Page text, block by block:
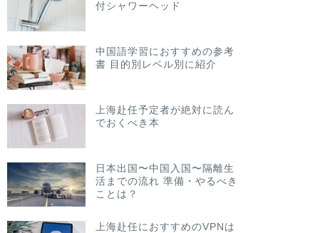
付シャワーヘッド
中国語学習におすすめの参考
書 目的別レベル別に紹介
上海赴任予定者が絶対に読ん
でおくべき本
日本出国〜中国入国〜隔離生
活までの流れ 準備・やるべき
ことは？
上海赴任におすすめのVPNは